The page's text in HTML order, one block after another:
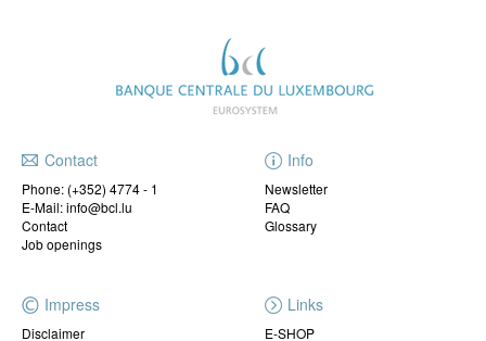
Contact
Phone: (+352) 4774 - 1
E-Mail: info@bcl.lu
Contact
Job openings
Info
Newsletter
FAQ
Glossary
Impress
Disclaimer
Links
E-SHOP